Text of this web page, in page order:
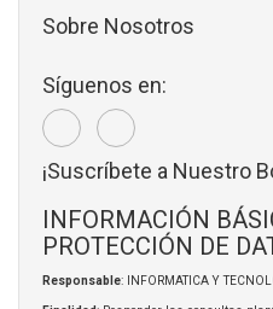
Sobre Nosotros
Síguenos en:
¡Suscríbete a Nuestro
INFORMACIÓN
PROTECCIÓN DE
Responsable: INFORMATICA Y